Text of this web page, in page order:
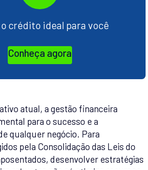
o crédito ideal para você
Conheça agora
atual, a gestão financeira
para o sucesso e a
qualquer negócio. Para
pela Consolidação das Leis do
desenvolver estratégias